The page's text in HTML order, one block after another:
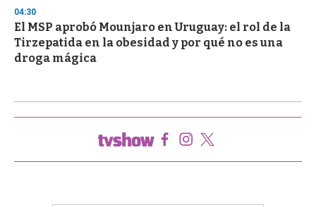
04:30
El MSP aprobó Mounjaro en Uruguay: el rol de la
Tirzepatida en la obesidad y por qué no es una
droga mágica